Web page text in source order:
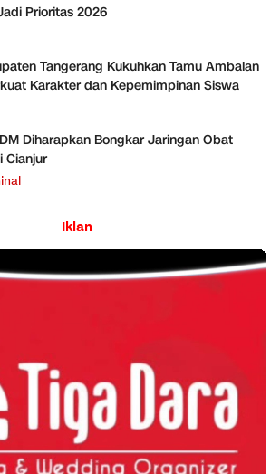
Prioritas 2026
Tangerang Kukuhkan Tamu Ambalan
Karakter dan Kepemimpinan Siswa
Diharapkan Bongkar Jaringan Obat
Cianjur
Iklan